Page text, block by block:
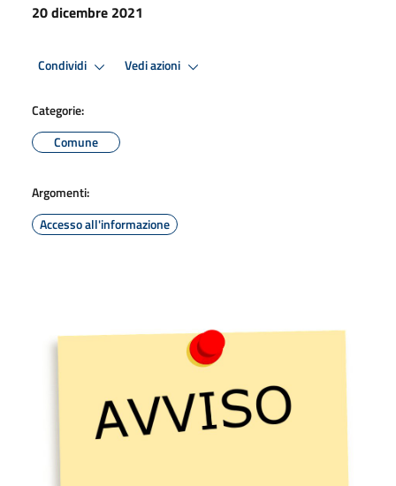
20 dicembre 2021
Condividi Vedi azioni
Categorie:
Comune
Argomenti:
Accesso all'informazione